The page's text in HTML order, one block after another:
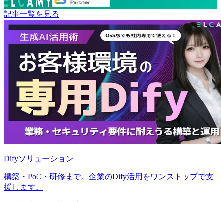
記事一覧を見る
Difyソリューション
構築・PoC・研修まで。企業のDify活用をワンストップで支
援します。